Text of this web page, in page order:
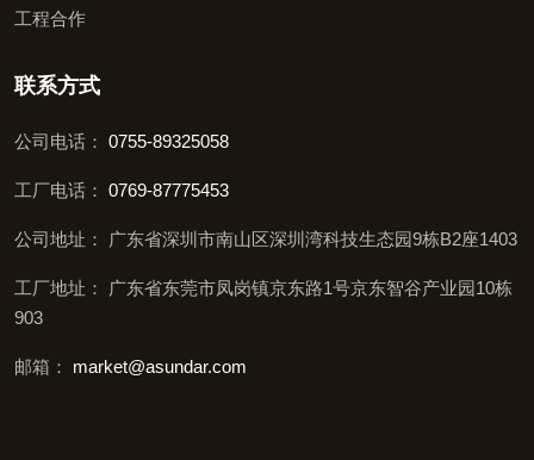
工程合作
联系方式
公司电话： 0755-89325058
工厂电话： 0769-87775453
公司地址： 广东省深圳市南山区深圳湾科技生态园9栋B2座1403
工厂地址： 广东省东莞市凤岗镇京东路1号京东智谷产业园10栋
903
邮箱： market@asundar.com